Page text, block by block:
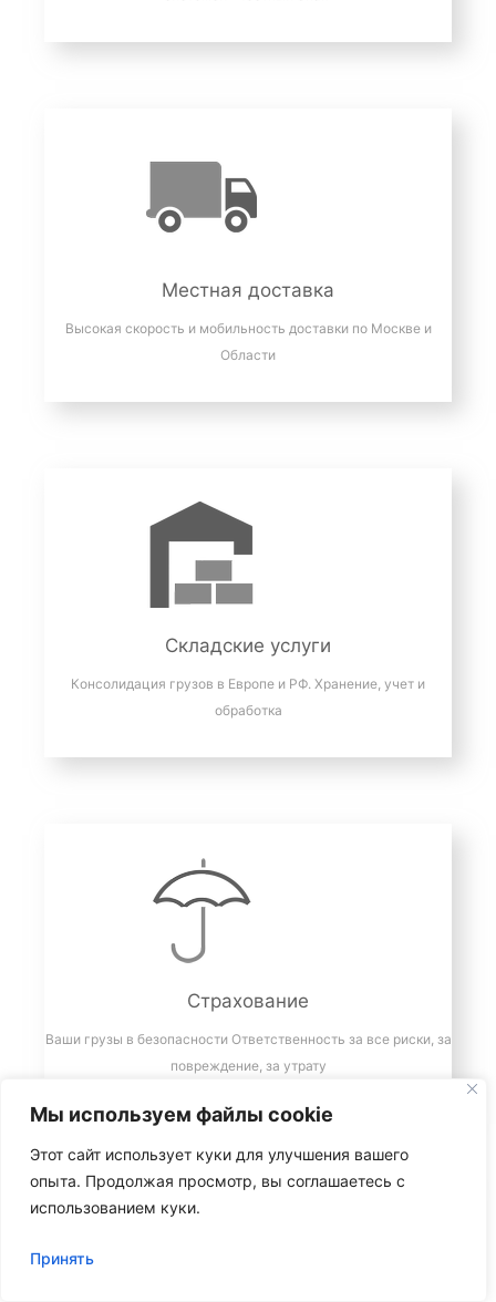
Мы используем файлы cookie
Этот сайт использует куки для улучшения вашего
опыта. Продолжая просмотр, вы соглашаетесь с
использованием куки.
Принять
Местная доставка
Высокая скорость и мобильность доставки по Москве и
Области
Складские услуги
Консолидация грузов в Европе и РФ. Хранение, учет и
обработка
Страхование
Ваши грузы в безопасности Ответственность за все риски, за
повреждение, за утрату